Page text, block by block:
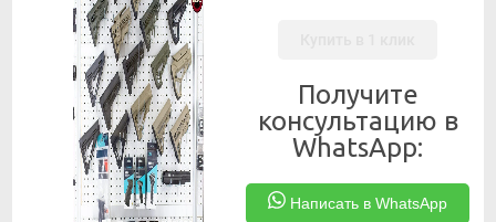
Получите
консультацию в
WhatsApp:
Написать в WhatsApp